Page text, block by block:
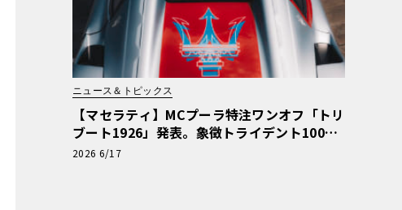
ニュース＆トピックス
【マセラティ】MCプーラ特注ワンオフ「トリ
ブート1926」発表。象徴トライデント100年
の歴史を紡ぐ記念碑
2026 6/17